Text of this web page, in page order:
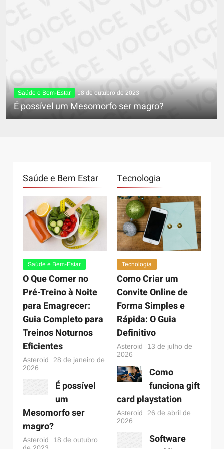
Saúde e Bem-Estar 18 de outubro de 2023
É possível um Mesomorfo ser magro?
Saúde e Bem-Estar 14 de junho de 2023
Como funciona a melatonina goma infantil
Saúde e Bem-Estar 21 de outubro de 2022
Receitas com açúcar mascavo: Veja quais são as
melhores opções
Saúde e Bem Estar
Saúde e Bem-Estar
O Que Comer no
Pré-Treino à Noite
para Emagrecer:
Guia Completo para
Treinos Noturnos
Eficientes
Asteroid
28 de janeiro de
2026
É possível
um
Mesomorfo ser
magro?
Asteroid
18 de outubro
Tecnologia
Tecnologia
Como Criar um
Convite Online de
Forma Simples e
Rápida: O Guia
Definitivo
Asteroid
13 de julho de
2026
Como
funciona gift
card playstation
Asteroid
26 de abril de
2026
Software